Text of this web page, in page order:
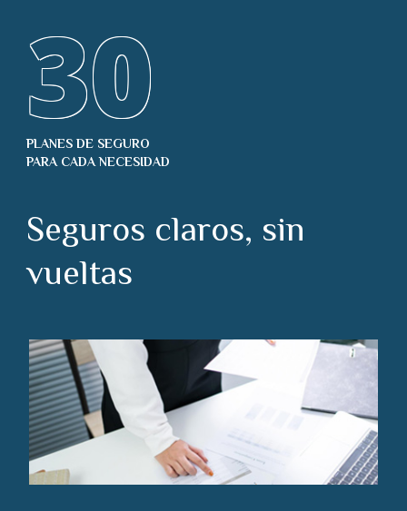
30
PLANES DE SEGURO
PARA CADA NECESIDAD
Seguros claros, sin
vueltas